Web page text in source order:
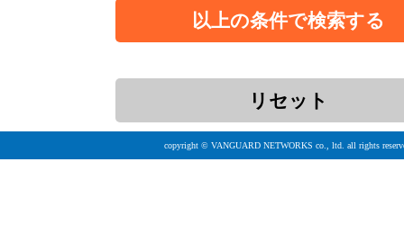
copyright © VANGUARD NETWORKS co., ltd. all rights